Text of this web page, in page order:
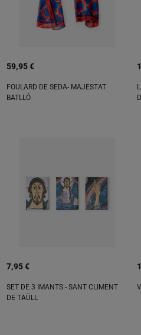
59,95 €
FOULARD DE SEDA- MAJESTAT
BATLLÓ
7,95 €
SET DE 3 IMANTS - SANT CLIMENT
DE TAÜLL